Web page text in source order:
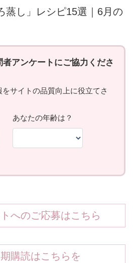
蒸し」レシピ15選｜6月の
へのご応募はこちら
購読はこちらを